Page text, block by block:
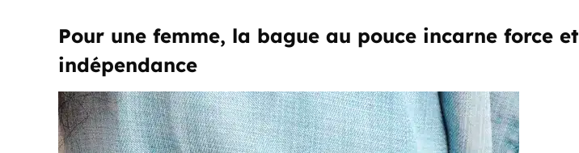
Pour une femme, la bague au pouce incarne force et
indépendance